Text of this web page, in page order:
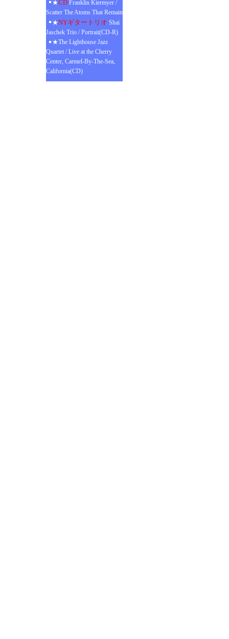
★CD Franklin Kiermyer /
Scatter The Atoms That Remain
★NYギタートリオ Shai
Jaschek Trio / Portrait(CD-R)
★The Lighthouse Jazz
Quartet / Live at the Cherry
Center, Carmel-By-The-Sea,
California(CD)